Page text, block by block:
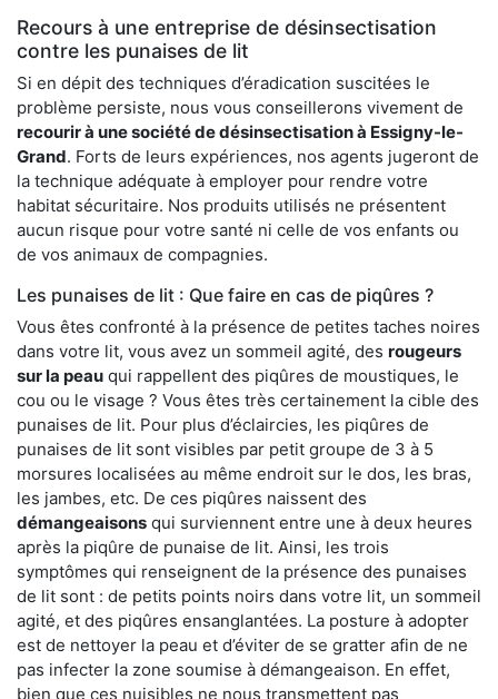
Recours à une entreprise de désinsectisation
contre les punaises de lit
Si en dépit des techniques d’éradication suscitées le
problème persiste, nous vous conseillerons vivement de
recourir à une société de désinsectisation à Essigny-le-
Grand. Forts de leurs expériences, nos agents jugeront de
la technique adéquate à employer pour rendre votre
habitat sécuritaire. Nos produits utilisés ne présentent
aucun risque pour votre santé ni celle de vos enfants ou
de vos animaux de compagnies.
Les punaises de lit : Que faire en cas de piqûres ?
Vous êtes confronté à la présence de petites taches noires
dans votre lit, vous avez un sommeil agité, des rougeurs
sur la peau qui rappellent des piqûres de moustiques, le
cou ou le visage ? Vous êtes très certainement la cible des
punaises de lit. Pour plus d’éclaircies, les piqûres de
punaises de lit sont visibles par petit groupe de 3 à 5
morsures localisées au même endroit sur le dos, les bras,
les jambes, etc. De ces piqûres naissent des
démangeaisons qui surviennent entre une à deux heures
après la piqûre de punaise de lit. Ainsi, les trois
symptômes qui renseignent de la présence des punaises
de lit sont : de petits points noirs dans votre lit, un sommeil
agité, et des piqûres ensanglantées. La posture à adopter
est de nettoyer la peau et d’éviter de se gratter afin de ne
pas infecter la zone soumise à démangeaison. En effet,
bien que ces nuisibles ne nous transmettent pas